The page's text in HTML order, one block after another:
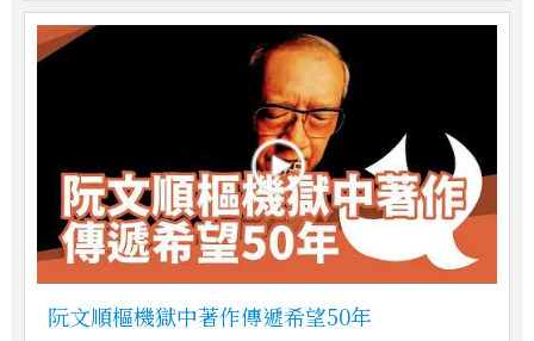
阮文順樞機獄中著作傳遞希望50年